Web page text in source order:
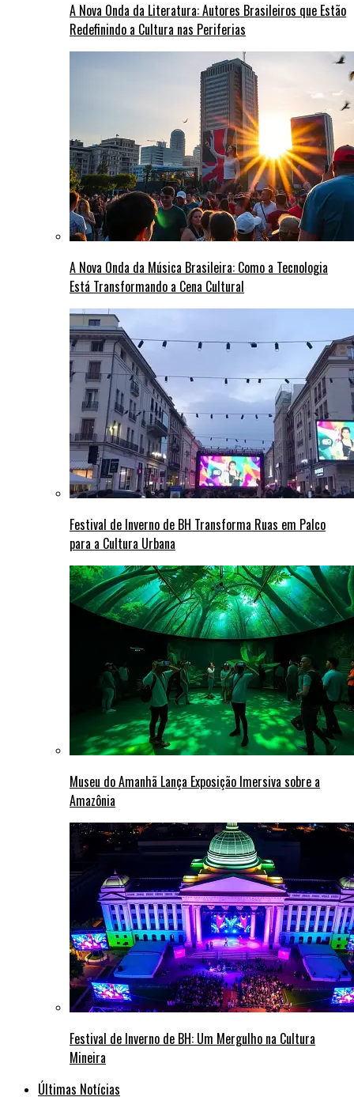
A Nova Onda da Literatura: Autores Brasileiros que Estão
Redefinindo a Cultura nas Periferias
A Nova Onda da Música Brasileira: Como a Tecnologia
Está Transformando a Cena Cultural
Festival de Inverno de BH Transforma Ruas em Palco
para a Cultura Urbana
Museu do Amanhã Lança Exposição Imersiva sobre a
Amazônia
Festival de Inverno de BH: Um Mergulho na Cultura
Mineira
Últimas Notícias